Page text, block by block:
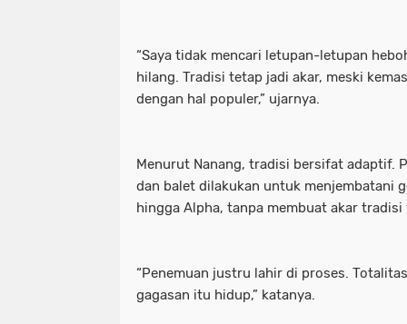
“Saya tidak mencari letupan-letupan
hilang. Tradisi tetap jadi akar, meski
dengan hal populer,” ujarnya.
Menurut Nanang, tradisi bersifat adaptif.
dan balet dilakukan untuk menjembatani
hingga Alpha, tanpa membuat akar
“Penemuan justru lahir di proses.
gagasan itu hidup,” katanya.